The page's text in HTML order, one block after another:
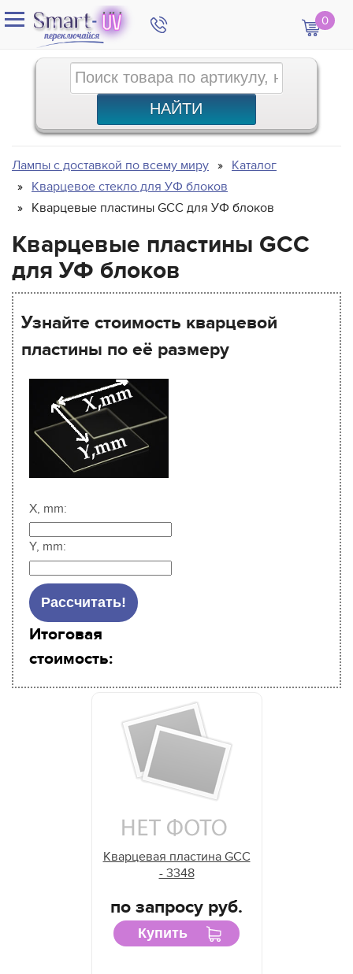
0
Лампы с доставкой по всему миру
Каталог
Кварцевое стекло для УФ блоков
Кварцевые пластины GCC для УФ блоков
Кварцевые пластины GCC
для УФ блоков
Узнайте стоимость кварцевой
пластины по её размеру
X, mm:
Y, mm:
Итоговая
стоимость:
Кварцевая пластина GCC
- 3348
по запросу руб.
Купить